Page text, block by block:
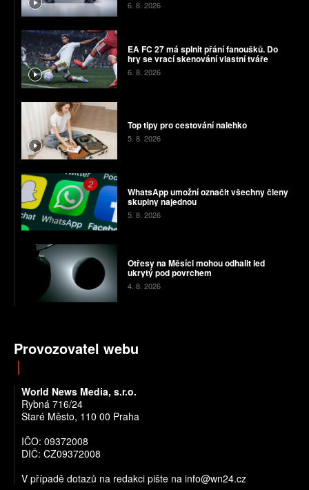
6. 8. 2026
EA FC 27 má splnit přání fanoušků. Do
hry se vrací skenování vlastní tváře
6. 8. 2026
Top tipy pro cestování nalehko
5. 8. 2026
WhatsApp umožní označit všechny členy
skupiny najednou
5. 8. 2026
Otřesy na Měsíci mohou odhalit led
ukrytý pod povrchem
4. 8. 2026
Provozovatel webu
World News Media, s.r.o.
Rybná 716/24
Staré Město, 110 00 Praha
IČO: 09372008
DIČ: CZ09372008
V případě dotazů na redakci pište na info@wn24.cz